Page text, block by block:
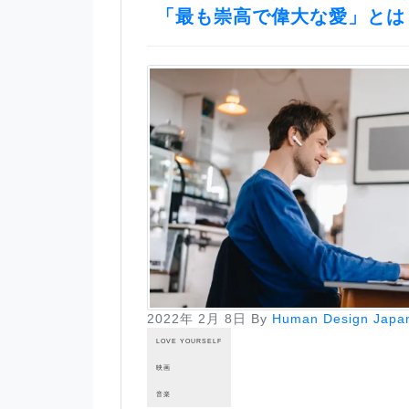
「最も崇高で偉大な愛」と
2022年 2月 8日 By Human Design
LOVE YOURSELF
映画
音楽